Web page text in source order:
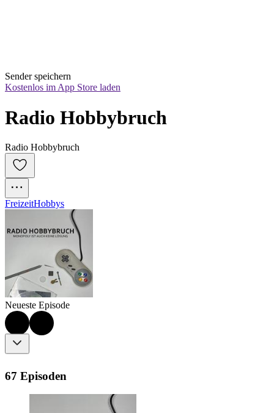
Sender speichern
Kostenlos im App Store laden
Radio Hobbybruch
Radio Hobbybruch
FreizeitHobbys
Neueste Episode
67 Episoden